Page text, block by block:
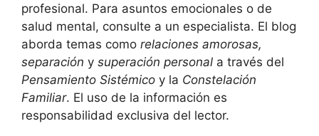
profesional. Para asuntos emocionales o de
salud mental, consulte a un especialista. El blog
aborda temas como relaciones amorosas,
separación y superación personal a través del
Pensamiento Sistémico y la Constelación
Familiar. El uso de la información es
responsabilidad exclusiva del lector.